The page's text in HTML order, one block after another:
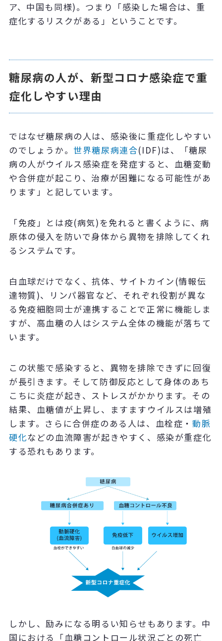
ア、中国も同様)。つまり「感染した場合は、重
症化するリスクがある」ということです。
糖尿病の人が、新型コロナ感染症で重
症化しやすい理由
ではなぜ糖尿病の人は、感染後に重症化しやすい
のでしょうか。世界糖尿病連合(IDF)は、「糖尿
病の人がウイルス感染症を発症すると、血糖変動
や合併症が起こり、治療が困難になる可能性があ
ります」と記しています。
「免疫」とは疫(病気)を免れると書くように、病
原体の侵入を防いで身体から異物を排除してくれ
るシステムです。
白血球だけでなく、抗体、サイトカイン (情報伝
達物質)、リンパ器官など、それぞれ役割が異な
る免疫細胞同士が連携することで正常に機能しま
すが、高血糖の人はシステム全体の機能が落ちて
います。
この状態で感染すると、異物を排除できずに回復
が長引きます。そして防御反応として身体のあち
こちに炎症が起き、ストレスがかかります。その
結果、血糖値が上昇し、ますますウイルスは増殖
します。さらに合併症のある人は、血栓症・ 動脈
硬化などの血流障害が起きやすく、感染が重症化
する恐れもあります。
しかし、励みになる明るい知らせもあります。中
国における「血糖コントロール状況ごとの死亡